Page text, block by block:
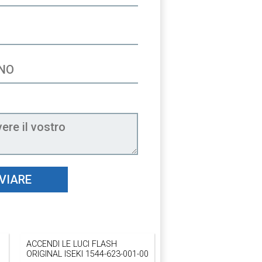
ACCENDI LE LUCI FLASH
ORIGINAL ISEKI 1544-623-001-00